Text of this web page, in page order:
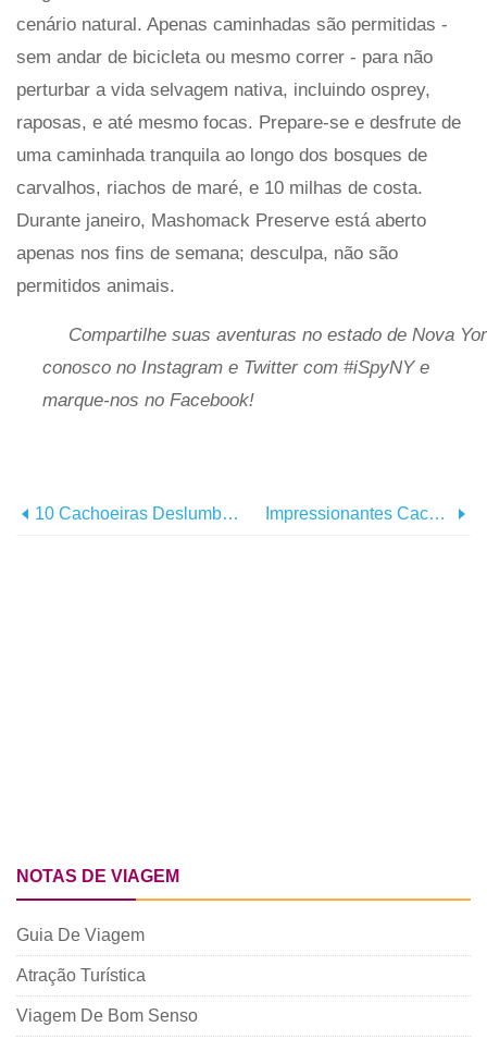
cenário natural. Apenas caminhadas são permitidas -
sem andar de bicicleta ou mesmo correr - para não
perturbar a vida selvagem nativa, incluindo osprey,
raposas, e até mesmo focas. Prepare-se e desfrute de
uma caminhada tranquila ao longo dos bosques de
carvalhos, riachos de maré, e 10 milhas de costa.
Durante janeiro, Mashomack Preserve está aberto
apenas nos fins de semana; desculpa, não são
permitidos animais.
Compartilhe suas aventuras no estado de Nova
conosco no Instagram e Twitter com #iSpyNY e
marque-nos no Facebook!
10 Cachoeiras Deslumbrantes Que Você Só Encontrará Em Nova York Impressionantes Cachoeiras Congeladas Que Você Só Encontrará Em Nova York
NOTAS DE VIAGEM
Guia De Viagem
Atração Turística
Viagem De Bom Senso